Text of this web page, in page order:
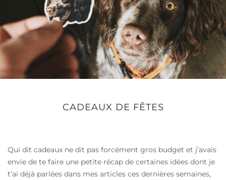
CADEAUX DE FÊTES
Qui dit cadeaux ne dit pas forcément gros budget et j’avais
envie de te faire une petite récap de certaines idées dont je
t’ai déjà parlées dans mes articles ces dernières semaines,